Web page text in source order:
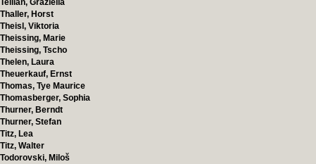
Tellian, Graziella
Thaller, Horst
Theisl, Viktoria
Theissing, Marie
Theissing, Tscho
Thelen, Laura
Theuerkauf, Ernst
Thomas, Tye Maurice
Thomasberger, Sophia
Thurner, Berndt
Thurner, Stefan
Titz, Lea
Titz, Walter
Todorovski, Miloš